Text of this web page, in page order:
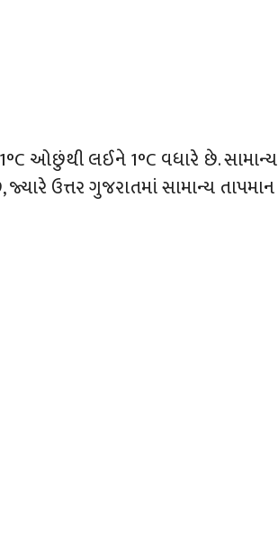
ઓછુંથી લઈને 1°C વધારે છે. સામાન્ય
ઉત્તર ગુજરાતમાં સામાન્ય તાપમાન